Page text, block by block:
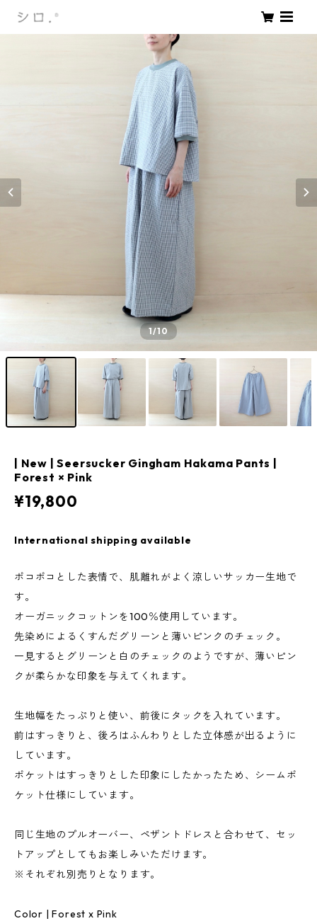
1/10
| New | Seersucker Gingham Hakama Pants |
Forest × Pink
¥19,800
International shipping available
ポコポコとした表情で、肌離れがよく涼しいサッカー生地で
す。
オーガニックコットンを100％使用しています。
先染めによるくすんだグリーンと薄いピンクのチェック。
一見するとグリーンと白のチェックのようですが、薄いピン
クが柔らかな印象を与えてくれます。
生地幅をたっぷりと使い、前後にタックを入れています。
前はすっきりと、後ろはふんわりとした立体感が出るように
しています。
ポケットはすっきりとした印象にしたかったため、シームポ
ケット仕様にしています。
同じ生地のプルオーバー、ペザントドレスと合わせて、セッ
トアップとしてもお楽しみいただけます。
※それぞれ別売りとなります。
Color | Forest x Pink